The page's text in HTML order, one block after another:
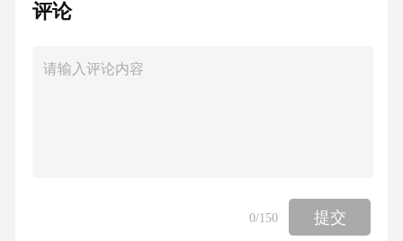
1.乙方已充分了解本协议约定的保险产品及服务
3.甲方已根据乙方提供的投保信息，审核并确认
评论
0/150 提交